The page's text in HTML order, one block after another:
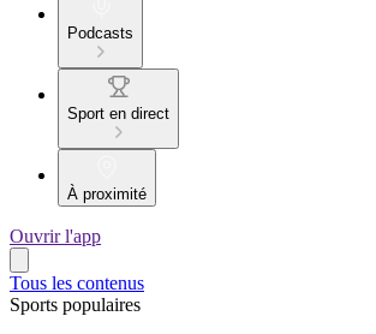
Podcasts
Sport en direct
À proximité
Ouvrir l'app
Tous les contenus
Sports populaires